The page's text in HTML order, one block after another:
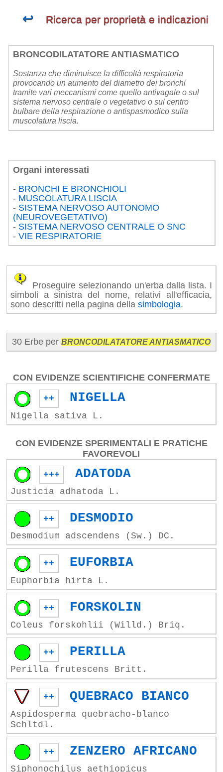
↩ Ricerca per proprietà e indicazioni
BRONCODILATATORE ANTIASMATICO
Sostanza che diminuisce la difficoltà respiratoria
provocando un aumento del diametro dei bronchi
tramite vari meccanismi come quello antivagale o sul
sistema nervoso centrale o vegetativo o sul centro
bulbare della respirazione o antispasmodico sulla
muscolatura liscia.
Organi interessati
- BRONCHI E BRONCHIOLI
- MUSCOLATURA LISCIA
- SISTEMA NERVOSO AUTONOMO
(NEUROVEGETATIVO)
- SISTEMA NERVOSO CENTRALE O SNC
-VIE RESPIRATORIE
Proseguire selezionando un'erba dalla lista. I
simboli a sinistra del nome, relativi all'efficacia,
sono descritti nella pagina dellasimbologia.
30 Erbe per BRONCODILATATORE ANTIASMATICO
CON EVIDENZE SCIENTIFICHE CONFERMATE
++ NIGELLA
Nigella sativa L.
CON EVIDENZE SPERIMENTALI E PRATICHE
FAVOREVOLI
+++ ADATODA
Justicia adhatoda L.
++ DESMODIO
Desmodium adscendens (Sw.) DC.
++ EUFORBIA
Euphorbia hirta L.
++ FORSKOLIN
Coleus forskohlii (Willd.) Briq.
++ PERILLA
Perilla frutescens Britt.
++ QUEBRACO BIANCO
Aspidosperma quebracho-blanco
Schltdl.
++ ZENZERO AFRICANO
Siphonochilus aethiopicus